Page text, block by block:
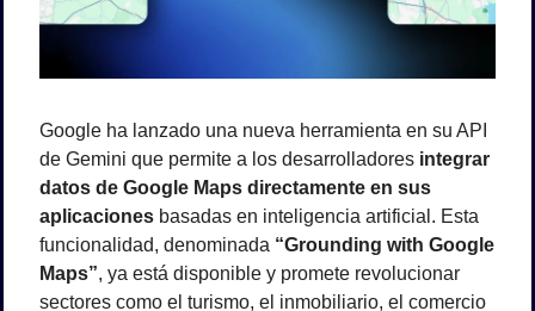
Google ha lanzado una nueva herramienta en su API
de Gemini que permite a los desarrolladores integrar
datos de Google Maps directamente en sus
aplicaciones basadas en inteligencia artificial. Esta
funcionalidad, denominada “Grounding with Google
Maps”, ya está disponible y promete revolucionar
sectores como el turismo, el inmobiliario, el comercio